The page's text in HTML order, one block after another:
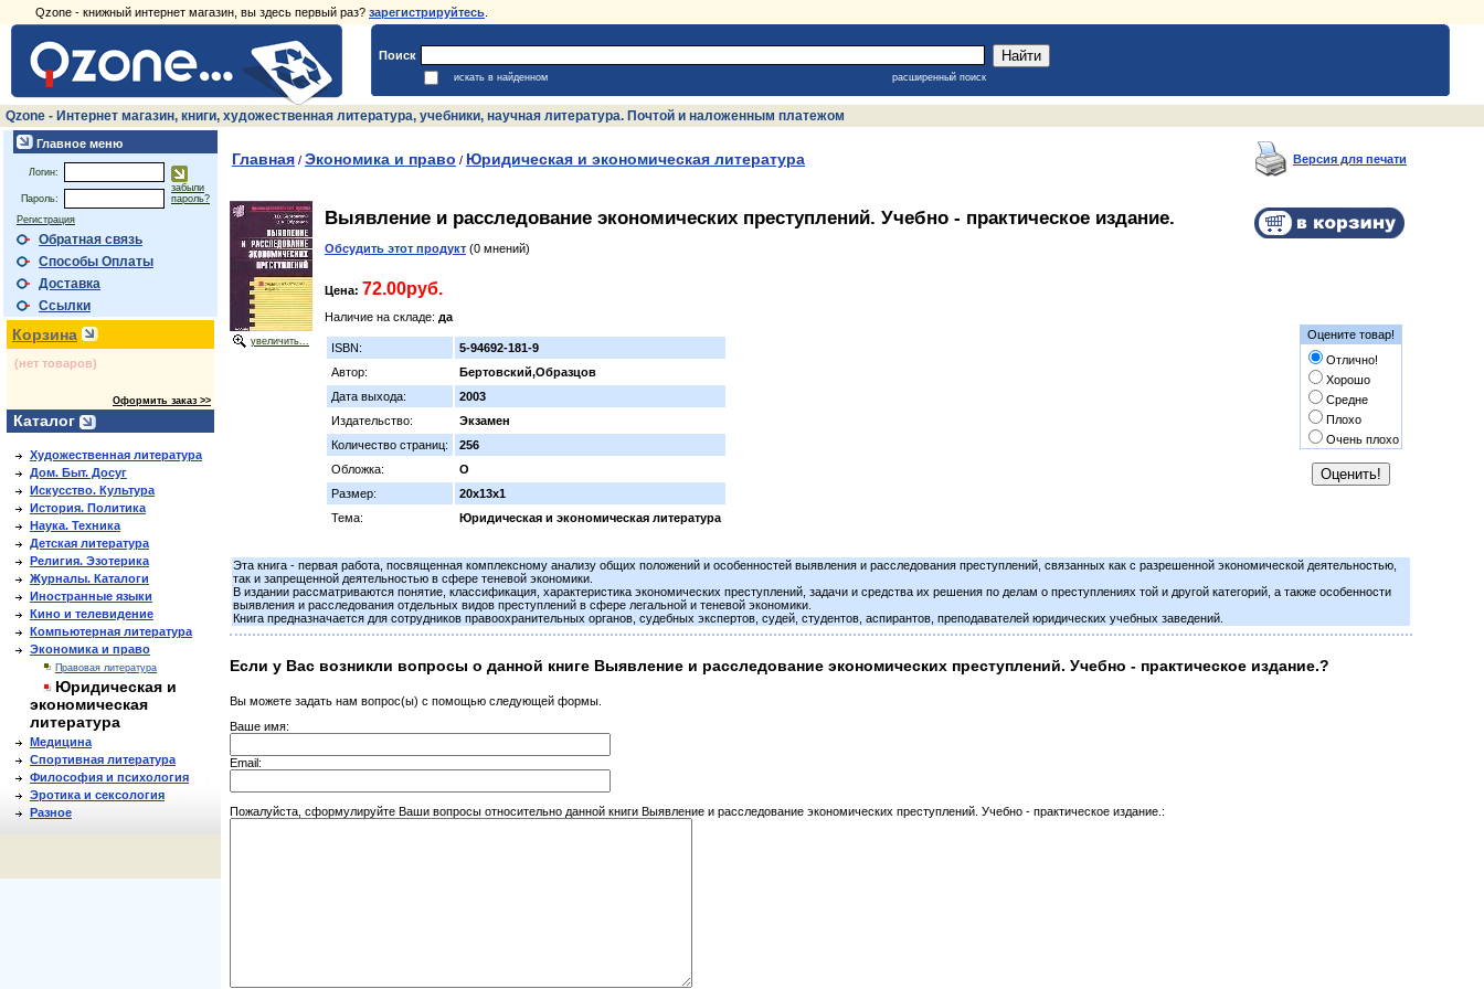
Qzone - книжный интернет магазин, вы здесь первый раз? зарегистрируйтесь
Поиск
искать в найденном расширенный поиск
Qzone - Интернет магазин, книги, художественная литература, учебники, научная литература. Почтой и наложенным платежом
Главное меню
Логин:
Пароль:
забыли
пароль?
Регистрация
Обратная связь
Способы Оплаты
Доставка
Ссылки
Корзина
(нет товаров)
Оформить заказ >>
Каталог
Художественная литература
Дом. Быт. Досуг
Искусство. Культура
История. Политика
Наука. Техника
Детская литература
Религия. Эзотерика
Журналы. Каталоги
Иностранные языки
Кино и телевидение
Компьютерная литература
Экономика и право
Правовая литература
Юридическая и
экономическая
литература
Медицина
Спортивная литература
Философия и психология
Эротика и сексология
Разное
Главная / Экономика и право / Юридическая и экономическая литература Версия для печати
увеличить...
Выявление и расследование экономических преступлений. Учебно - практическое издание.
Обсудить этот продукт (0 мнений)
Цена: 72.00руб.
Оцените товар!
Отлично!
Хорошо
Средне
Плохо
Очень плохо
Наличие на складе: да
ISBN:
5-94692-181-9
Автор:
Бертовский,Образцов
Дата выхода:
2003
Издательство:
Экзамен
Количество страниц:
256
Обложка:
О
Размер:
20x13x1
Тема:
Юридическая и экономическая литература
Эта книга - первая работа, посвященная комплексному анализу общих положений и особенностей выявления и расследования преступлений, связанных как с разрешенной экономической деятельностью,
так и запрещенной деятельностью в сфере теневой экономики.
В издании рассматриваются понятие, классификация, характеристика экономических преступлений, задачи и средства их решения по делам о преступлениях той и другой категорий, а также особенности
выявления и расследования отдельных видов преступлений в сфере легальной и теневой экономики.
Книга предназначается для сотрудников правоохранительных органов, судебных экспертов, судей, студентов, аспирантов, преподавателей юридических учебных заведений.
Если у Вас возникли вопросы о данной книге Выявление и расследование экономических преступлений. Учебно - практическое издание.?
Вы можете задать нам вопрос(ы) с помощью следующей формы.
Ваше имя:
Email:
Пожалуйста, сформулируйте Ваши вопросы относительно данной книги Выявление и расследование экономических преступлений. Учебно - практическое издание.: